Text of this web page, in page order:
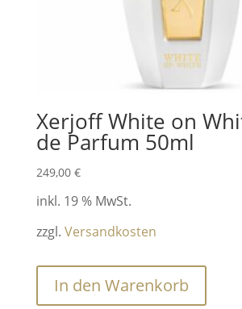
Xerjoff White on
de Parfum 50ml
249,00 €
inkl. 19 % MwSt.
zzgl. Versandkosten
In den Warenkorb